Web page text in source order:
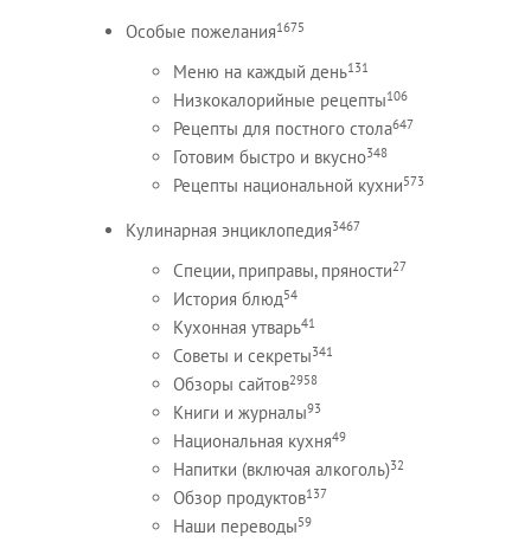
Особые пожелания1675
Меню на каждый день131
Низкокалорийные рецепты106
Рецепты для постного стола647
Готовим быстро и вкусно348
Рецепты национальной кухни573
Кулинарная энциклопедия3467
Специи, приправы, пряности27
История блюд54
Кухонная утварь41
Советы и секреты341
Обзоры сайтов2958
Книги и журналы93
Национальная кухня49
Напитки (включая алкоголь)32
Обзор продуктов137
Наши переводы59